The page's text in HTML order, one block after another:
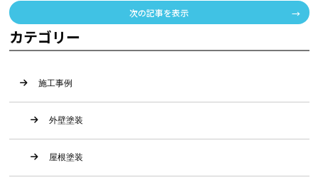
次の記事を表示
カテゴリー
施工事例
外壁塗装
屋根塗装